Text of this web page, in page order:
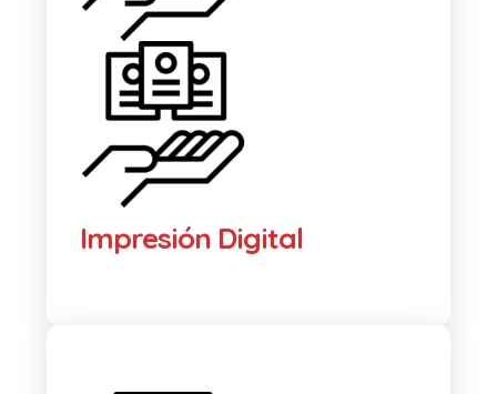
Impresión Digital